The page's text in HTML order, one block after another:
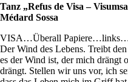
Tanz „Refus de Visa –
Médard Sossa
VISA…Überall
Der Wind des Lebens. Treibt
es der Wind ist, der mich drängt
drängt. Stellen wir uns vor, ich